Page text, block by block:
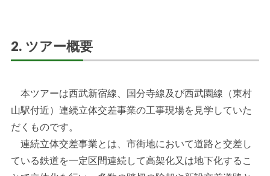
2. ツアー概要
本ツアーは西武新宿線、国分寺線及び西武園線（東村
山駅付近）連続立体交差事業の工事現場を見学していた
だくものです。
連続立体交差事業とは、市街地において道路と交差し
ている鉄道を一定区間連続して高架化又は地下化するこ